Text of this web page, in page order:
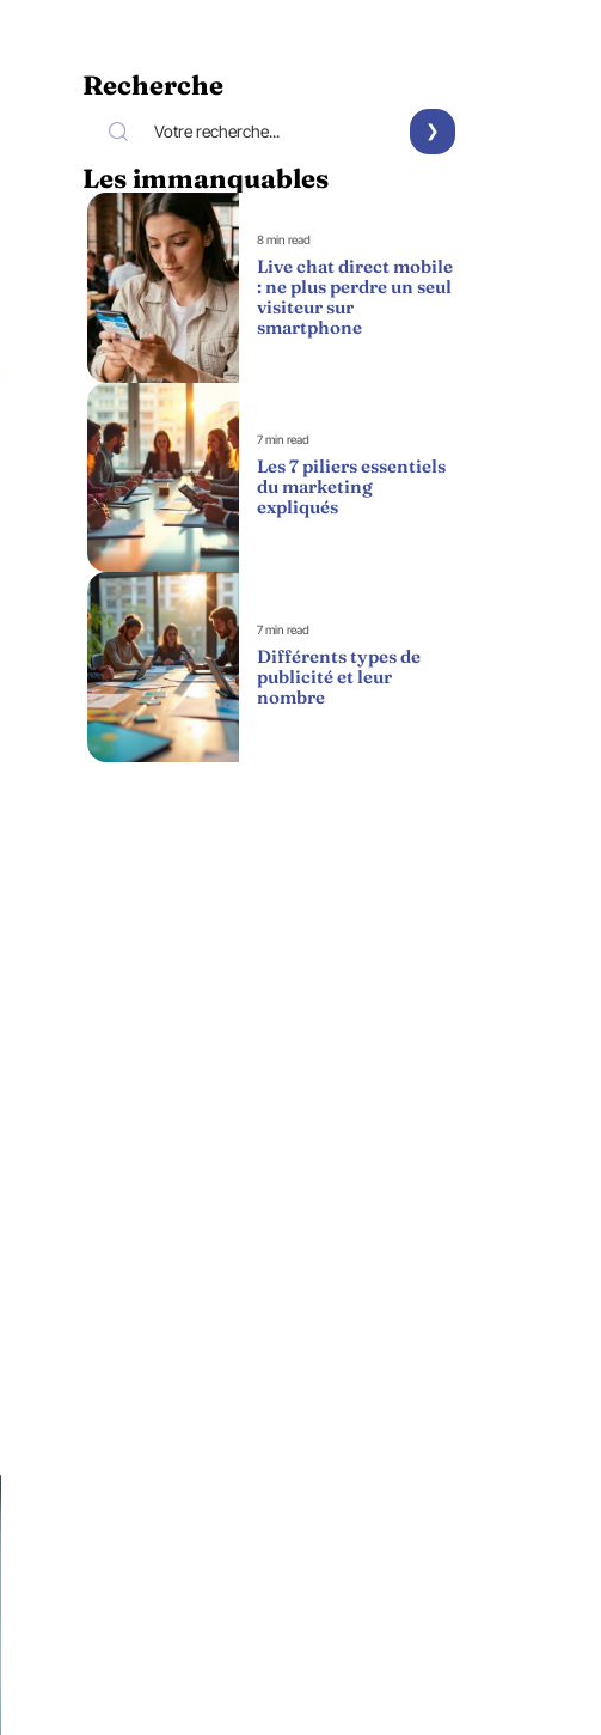
Recherche
Les immanquables
8 min read
Live chat direct mobile
: ne plus perdre un seul
visiteur sur
smartphone
7 min read
Les 7 piliers essentiels
du marketing
expliqués
7 min read
Différents types de
publicité et leur
nombre